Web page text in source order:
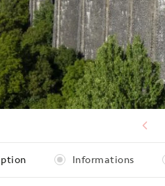
Informations